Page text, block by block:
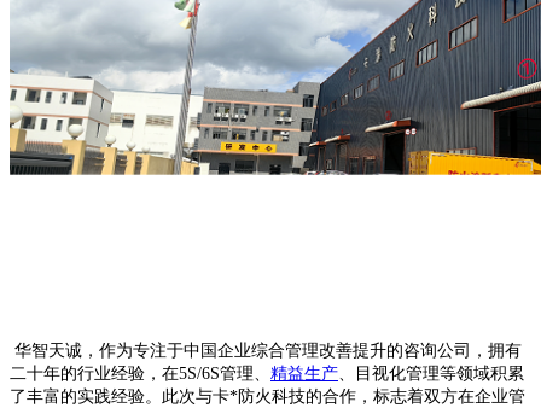
华智天诚，作为专注于中国企业综合管理改善提升的咨询公司，拥有
二十年的行业经验，在5S/6S管理、 精益生产 、目视化管理等领域积累
了丰富的实践经验。此次与卡*防火科技的合作，标志着双方在企业管